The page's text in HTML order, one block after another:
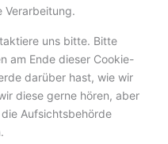
uns bitte. Bitte
am Ende dieser Cookie-
darüber hast, wie wir
diese gerne hören, aber
Aufsichtsbehörde